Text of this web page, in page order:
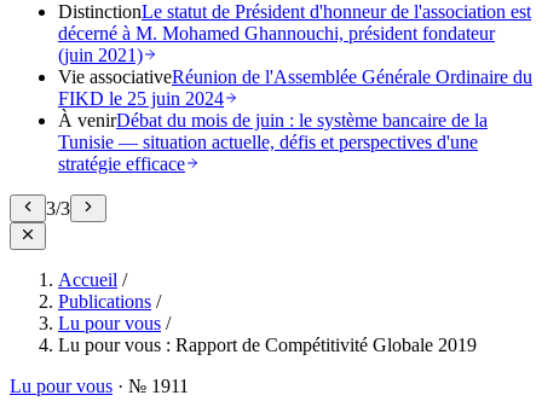
DistinctionLe statut de Président d'honneur de l'association est
décerné à M. Mohamed Ghannouchi, président fondateur
(juin 2021)
Vie associativeRéunion de l'Assemblée Générale Ordinaire du
FIKD le 25 juin 2024
À venirDébat du mois de juin : le système bancaire de la
Tunisie — situation actuelle, défis et perspectives d'une
stratégie efficace
3/3
Accueil /
Publications /
Lu pour vous /
Lu pour vous : Rapport de Compétitivité Globale 2019
Lu pour vous · № 1911